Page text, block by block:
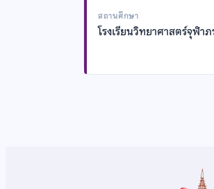
สถานศึกษา
โรงเรียนวิทยาศาสตร์จุฬา